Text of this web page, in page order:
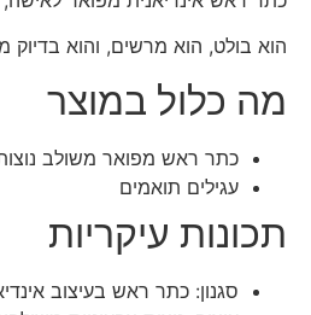
הוא בולט, הוא מרשים, והוא
מה כלול במוצר
כתר ראש מפואר משולב נוצות
עגילים תואמים
תכונות עיקריות
סגנון: כתר ראש בעיצוב